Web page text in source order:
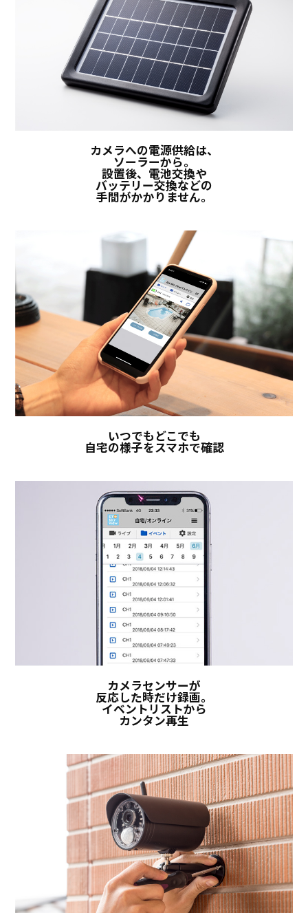
カメラへの電源供給は、
ソーラーから。
設置後、電池交換や
バッテリー交換などの
手間がかかりません。
いつでもどこでも
自宅の様子をスマホで確認
カメラセンサーが
反応した時だけ録画。
イベントリストから
カンタン再生